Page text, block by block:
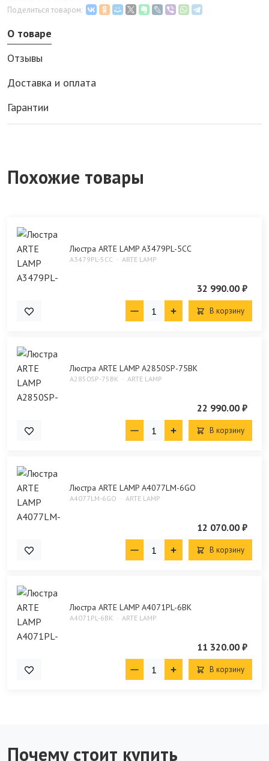
Поделиться товаром:
О товаре
Отзывы
Доставка и оплата
Гарантии
Похожие товары
Люстра ARTE LAMP A3479PL-5CC
A3479PL-5CC ARTE LAMP
32 990.00 ₽
В корзину
Люстра ARTE LAMP A2850SP-75BK
A2850SP-75BK ARTE LAMP
22 990.00 ₽
В корзину
Люстра ARTE LAMP A4077LM-6GO
A4077LM-6GO ARTE LAMP
12 070.00 ₽
В корзину
Люстра ARTE LAMP A4071PL-6BK
A4071PL-6BK ARTE LAMP
11 320.00 ₽
В корзину
Почему стоит купить